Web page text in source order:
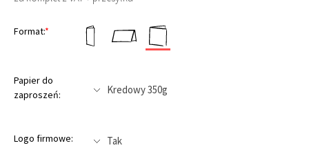
Format:*
Papier do
zaproszeń:
Logo firmowe: